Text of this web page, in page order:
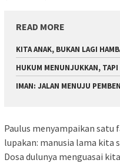
READ MORE
KITA ANAK, BUKAN LAGI
HUKUM MENUNJUKKAN,
IMAN: JALAN MENUJU
Paulus menyampaikan
lupakan: manusia lama kita
Dosa dulunya menguasai